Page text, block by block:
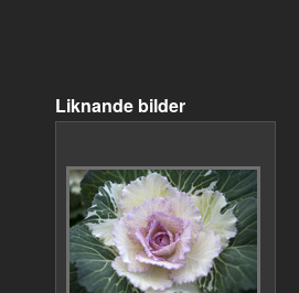
Liknande bilder